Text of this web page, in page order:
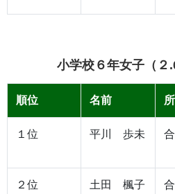
小学校６年女子（２
順位 名前
１位 平川 歩未
２位 土田 楓子